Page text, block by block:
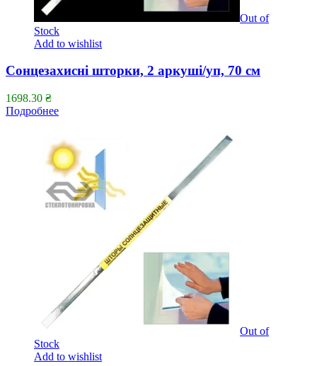
Out of
Stock
Add to wishlist
Сонцезахисні шторки, 2 аркуші/уп, 70 см
1698.30 ₴
Подробнее
Out of
Stock
Add to wishlist